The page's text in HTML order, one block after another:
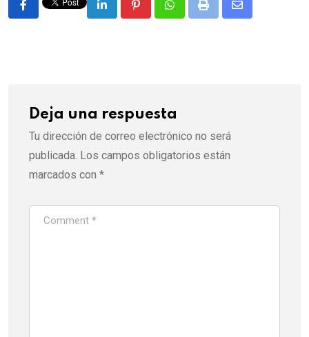
LinkedIn PinterestWhatsappPrint
Share
Deja una respuesta
Tu dirección de correo electrónico no será
publicada. Los campos obligatorios están
marcados con *